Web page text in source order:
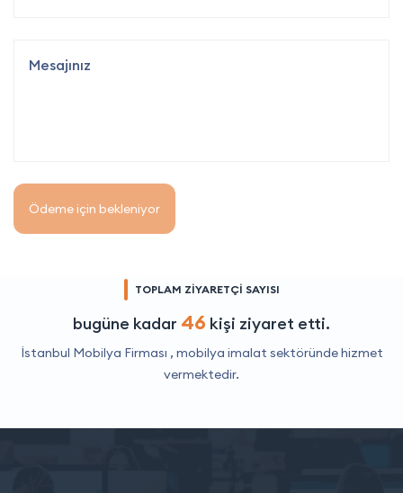
Ödeme için bekleniyor
TOPLAM ZİYARETÇİ SAYISI
bugüne kadar 46 kişi ziyaret etti.
İstanbul Mobilya Firması , mobilya imalat sektöründe hizmet
vermektedir.